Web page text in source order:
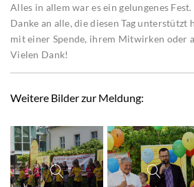
Alles in allem war es ein gelungenes Fest.
Danke an alle, die diesen Tag unterstützt
mit einer Spende, ihrem Mitwirken oder
Vielen Dank!
Weitere Bilder zur Meldung: